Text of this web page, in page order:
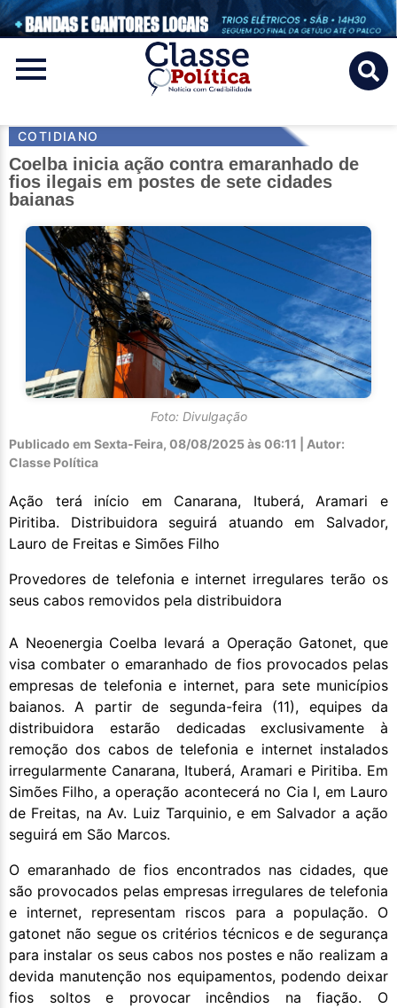
Classe
Politica
COTIDIANO
Coelba inicia ação contra emaranhado de
fios ilegais em postes de sete cidades
baianas
Foto: Divulgação
Publicado em Sexta-Feira, 08/08/2025 às 06:11 | Autor:
Classe Política
Ação terá início em Canarana, Ituberá, Aramari e
Piritiba. Distribuidora seguirá atuando em Salvador,
Lauro de Freitas e Simões Filho
Provedores de telefonia e internet irregulares terão os
seus cabos removidos pela distribuidora
A Neoenergia Coelba levará a Operação Gatonet, que
visa combater o emaranhado de fios provocados pelas
empresas de telefonia e internet, para sete municípios
baianos. A partir de segunda-feira (11), equipes da
distribuidora estarão dedicadas exclusivamente à
remoção dos cabos de telefonia e internet instalados
irregularmente Canarana, Ituberá, Aramari e Piritiba. Em
Simões Filho, a operação acontecerá no Cia I, em Lauro
de Freitas, na Av. Luiz Tarquinio, e em Salvador a ação
seguirá em São Marcos.
O emaranhado de fios encontrados nas cidades, que
são provocados pelas empresas irregulares de telefonia
e internet, representam riscos para a população. O
gatonet não segue os critérios técnicos e de segurança
para instalar os seus cabos nos postes e não realizam a
devida manutenção nos equipamentos, podendo deixar
fios soltos e provocar incêndios na fiação. O